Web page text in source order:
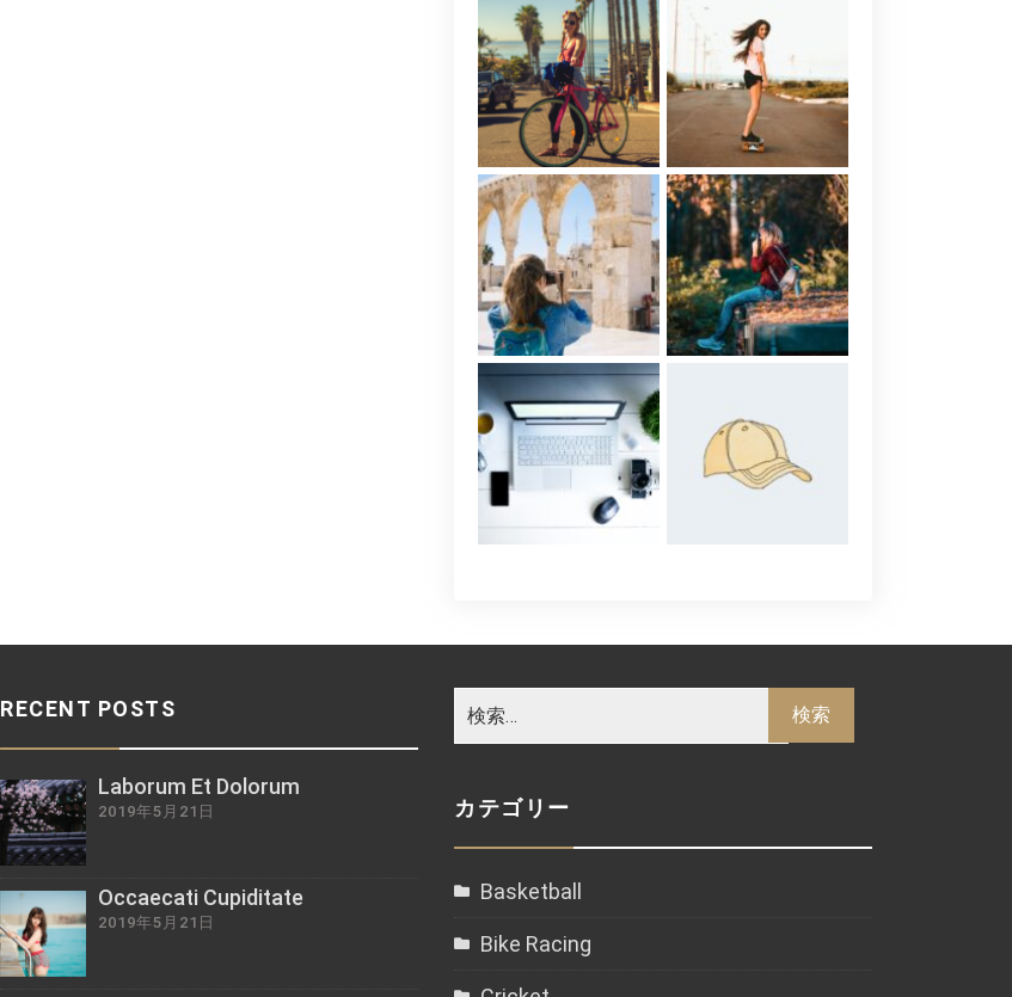
RECENT POSTS
Laborum Et Dolorum
2019年5月21日
Occaecati Cupiditate
2019年5月21日
カテゴリー
Basketball
Bike Racing